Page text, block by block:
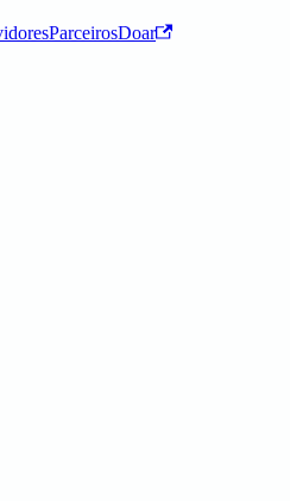
ParceirosDoar